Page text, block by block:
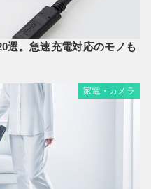
選。急速充電対応のモノも
家電・カメラ